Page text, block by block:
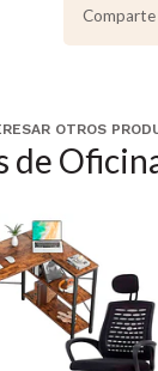
OTROS
de